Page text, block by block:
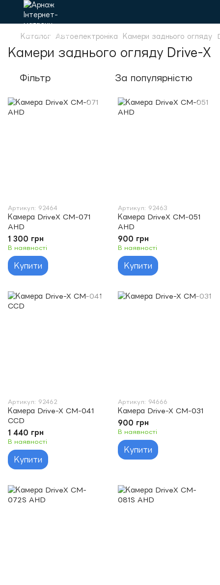
Каталог Автоелектроніка Камери заднього огляду
Камери заднього огляду Drive-X
Фільтр За популярністю
Артикул: 92464
Камера DriveX CM-071
AHD
1 300 грн
В наявності
Купити
Артикул: 92463
Камера DriveX CM-051
AHD
900 грн
В наявності
Купити
Артикул: 92462
Камера Drive-X CM-041
CCD
1 440 грн
В наявності
Купити
Артикул: 94666
Камера Drive-X CM-031
900 грн
В наявності
Купити